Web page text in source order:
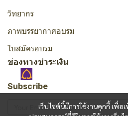
เว็บไซต์นี้มีการใช้งานคุกกี้ เพื่
วิทยากร
ภาพบรรยากาศอบรม
ใบสมัครอบรม
ช่องทางชำระเงิน
Subscribe